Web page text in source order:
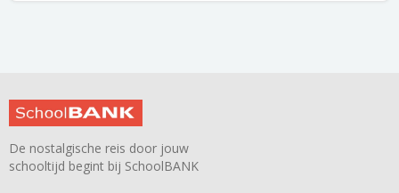
De nostalgische reis door jouw
schooltijd begint bij SchoolBANK